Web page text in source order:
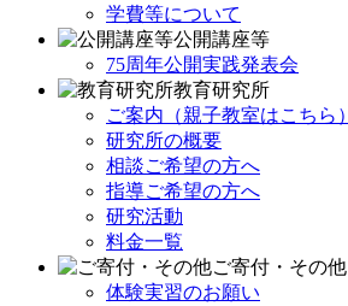
学費等について
公開講座等
75周年公開実践発表会
教育研究所
ご案内（親子教室はこちら）
研究所の概要
相談ご希望の方へ
指導ご希望の方へ
研究活動
料金一覧
ご寄付・その他
体験実習のお願い